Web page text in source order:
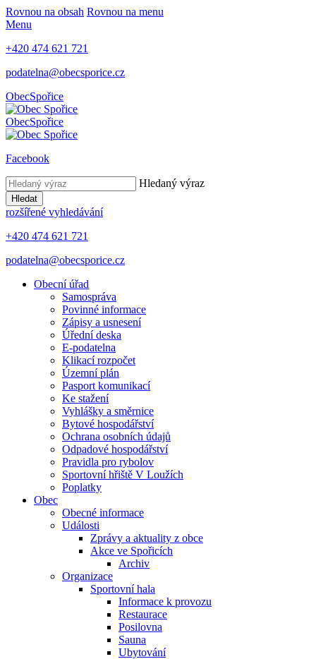
Rovnou na obsah Rovnou na menu
Menu
+420 474 621 721
podatelna@obecsporice.cz
ObecSpořice
ObecSpořice
Facebook
Hledaný výraz
Hledat
rozšířené vyhledávání
+420 474 621 721
podatelna@obecsporice.cz
Obecní úřad
Samospráva
Povinné informace
Zápisy a usnesení
Úřední deska
E-podatelna
Klikací rozpočet
Územní plán
Pasport komunikací
Ke stažení
Vyhlášky a směrnice
Bytové hospodářství
Ochrana osobních údajů
Odpadové hospodářství
Pravidla pro rybolov
Sportovní hřiště V Loužích
Poplatky
Obec
Obecné informace
Události
Zprávy a aktuality z obce
Akce ve Spořicích
Archiv
Organizace
Sportovní hala
Informace k provozu
Restaurace
Posilovna
Sauna
Ubytování